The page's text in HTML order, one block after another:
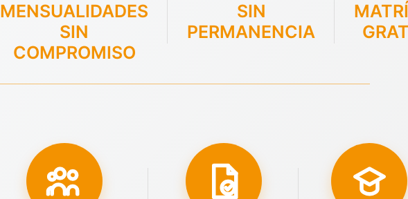
MENSUALIDADES
SIN
COMPROMISO
SIN
PERMANENCIA